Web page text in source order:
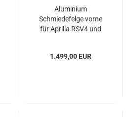
Aluminium
Schmiedefelge vorne
für Aprilia RSV4 und
1.499,00 EUR